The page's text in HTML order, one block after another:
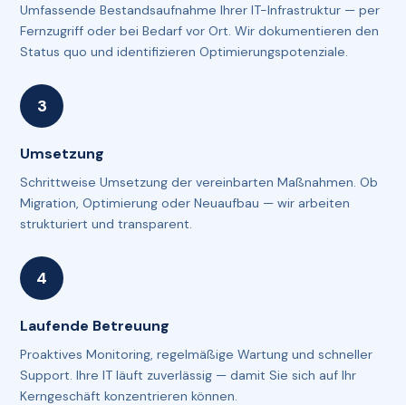
Umfassende Bestandsaufnahme Ihrer IT-Infrastruktur — per
Fernzugriff oder bei Bedarf vor Ort. Wir dokumentieren den
Status quo und identifizieren Optimierungspotenziale.
Umsetzung
Schrittweise Umsetzung der vereinbarten Maßnahmen. Ob
Migration, Optimierung oder Neuaufbau — wir arbeiten
strukturiert und transparent.
Laufende Betreuung
Proaktives Monitoring, regelmäßige Wartung und schneller
Support. Ihre IT läuft zuverlässig — damit Sie sich auf Ihr
Kerngeschäft konzentrieren können.